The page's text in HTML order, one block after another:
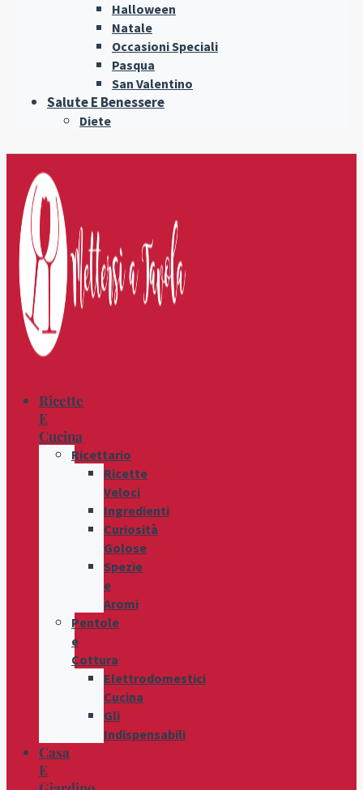
Halloween
Natale
Occasioni Speciali
Pasqua
San Valentino
Salute E Benessere
Diete
Ricette
E
Cucina
Ricettario
Ricette
Veloci
Ingredienti
Curiosità
Golose
Spezie
e
Aromi
Pentole
e
Cottura
Elettrodomestici
Cucina
Gli
Indispensabili
Casa
E